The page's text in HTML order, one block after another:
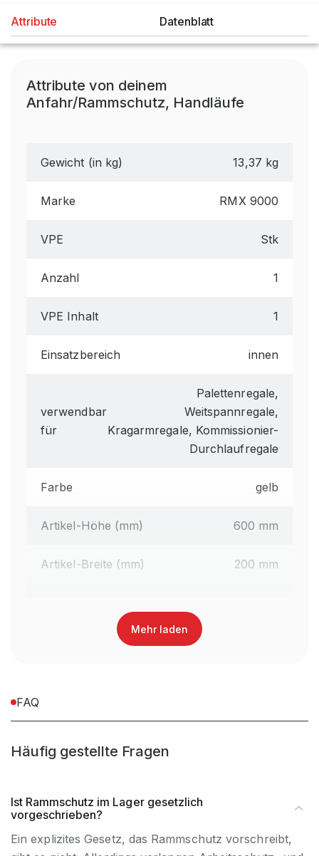
Attribute Datenblatt
Attribute von deinem
Anfahr/Rammschutz, Handläufe
Gewicht (in kg) 13,37 kg
Marke RMX 9000
VPE Stk
Anzahl 1
VPE Inhalt 1
Einsatzbereich innen
verwendbar
für
Palettenregale,
Weitspannregale,
Kragarmregale, Kommissionier-
Durchlaufregale
Farbe gelb
Artikel-Höhe (mm) 600 mm
Artikel-Breite (mm) 200 mm
4262476374757
Zubehörartikl nein
Materialart
Mehr laden
FAQ
Häufig gestellte Fragen
Ist Rammschutz im Lager gesetzlich
vorgeschrieben?
Ein explizites Gesetz, das Rammschutz vorschreibt,